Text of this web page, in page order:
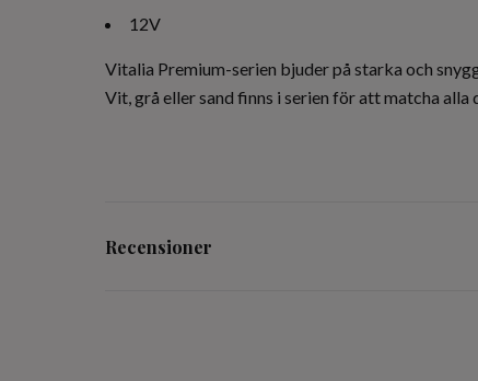
12V
Vitalia Premium-serien bjuder på starka och
Vit, grå eller sand finns i serien för att matcha
Recensioner